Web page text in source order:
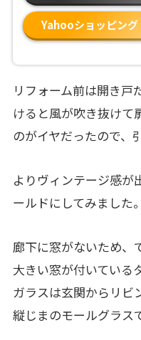
Yahooショッピング
リフォーム前は開き戸
けると風が吹き抜けて
のがイヤだったので、
よりヴィンテージ感が
ールドにしてみました。
廊下に窓がないため、
大きい窓が付いている
ガラスは玄関からリビ
縦じまのモールグラス